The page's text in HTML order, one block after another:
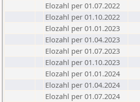
Elozahl per 01.07.2022
Elozahl per 01.10.2022
Elozahl per 01.01.2023
Elozahl per 01.04.2023
Elozahl per 01.07.2023
Elozahl per 01.10.2023
Elozahl per 01.01.2024
Elozahl per 01.04.2024
Elozahl per 01.07.2024